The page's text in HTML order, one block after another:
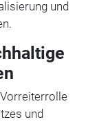
und
und